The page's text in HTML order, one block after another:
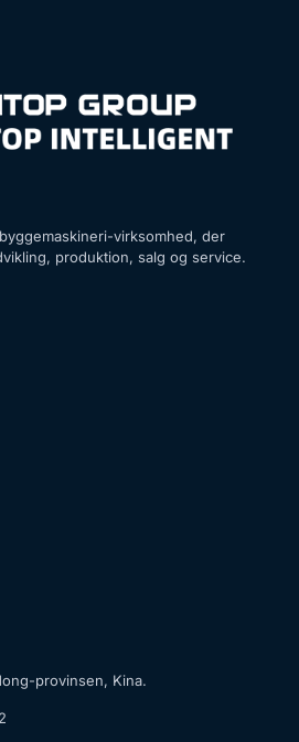
virksomhed, der
produktion, salg og service.
provinsen, Kina.